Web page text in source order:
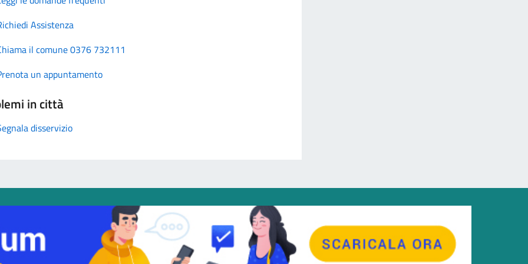
Assistenza
il comune 0376 732111
un appuntamento
in città
disservizio